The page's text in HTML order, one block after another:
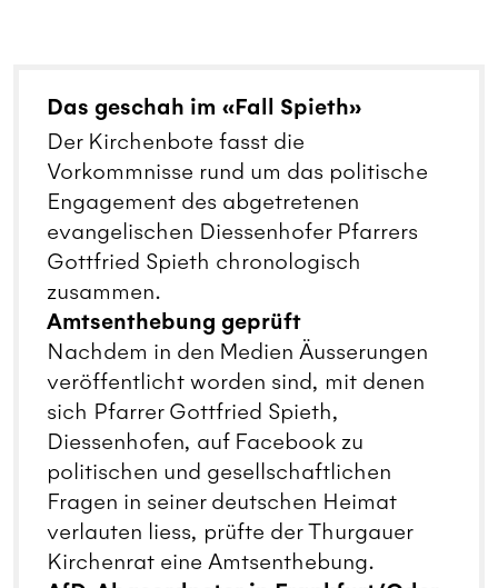
Das geschah im «Fall Spieth»
Der Kirchenbote fasst die
Vorkommnisse rund um das politische
Engagement des abgetretenen
evangelischen Diessenhofer Pfarrers
Gottfried Spieth chronologisch
zusammen.
Amtsenthebung geprüft
Nachdem in den Medien Äusserungen
veröffentlicht worden sind, mit denen
sich Pfarrer Gottfried Spieth,
Diessenhofen, auf Facebook zu
politischen und gesellschaftlichen
Fragen in seiner deutschen Heimat
verlauten liess, prüfte der Thurgauer
Kirchenrat eine Amtsenthebung.